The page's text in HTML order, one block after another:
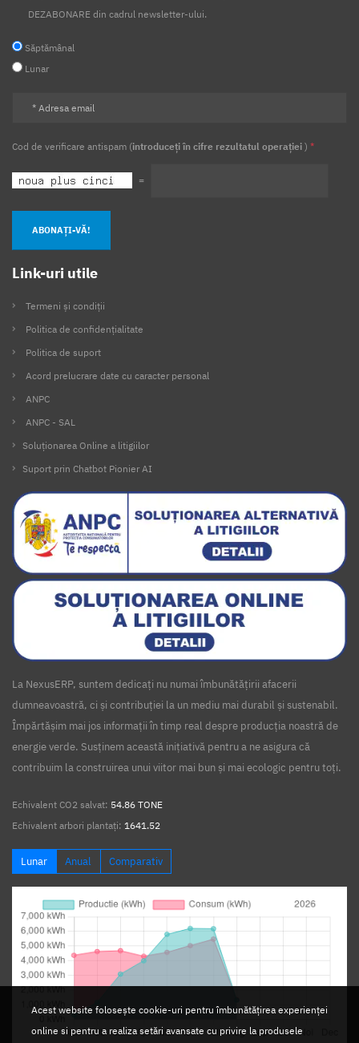
Acest website folosește cookie-uri pentru îmbunătățirea experienței
online si pentru a realiza setări avansate cu privire la produsele
DEZABONARE din cadrul newsletter-ului.
Săptămânal
Lunar
Cod de verificare antispam (introduceți în cifre rezultatul operației ) *
=
ABONAȚI-VĂ!
Link-uri utile
Termeni și condiții
Politica de confidențialitate
Politica de suport
Acord prelucrare date cu caracter personal
ANPC
ANPC - SAL
Soluționarea Online a litigiilor
Suport prin Chatbot Pionier AI
La NexusERP, suntem dedicați nu numai îmbunătățirii afacerii
dumneavoastră, ci și contribuției la un mediu mai durabil și sustenabil.
Împărtășim mai jos informații în timp real despre producția noastră de
energie verde. Susținem această inițiativă pentru a ne asigura că
contribuim la construirea unui viitor mai bun și mai ecologic pentru toți.
Echivalent CO2 salvat: 54.86 TONE
Echivalent arbori plantați: 1641.52
Lunar Anual Comparativ